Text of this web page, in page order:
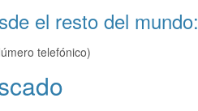
el resto del mundo:
telefónico)